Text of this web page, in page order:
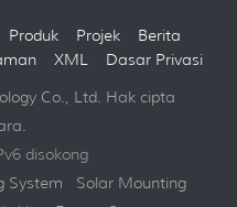
Produk Projek
Berita
XML
Dasar Privasi
Co., Ltd. Hak cipta
disokong
System
Solar Mounting